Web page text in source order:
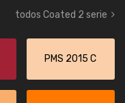
todos Coated 2 serie
PMS 2015 C